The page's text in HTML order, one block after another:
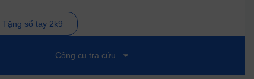
Tặng sổ tay 2k9
Công cụ tra cứu